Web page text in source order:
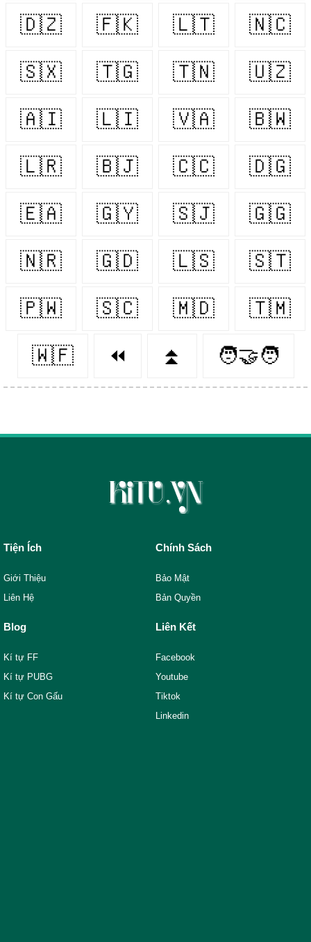
🇩🇿 🇫🇰 🇱🇹 🇳🇨
🇸🇽 🇹🇬 🇹🇳 🇺🇿
🇦🇮 🇱🇮 🇻🇦 🇧🇼
🇱🇷 🇧🇯 🇨🇨 🇩🇬
🇪🇦 🇬🇾 🇸🇯 🇬🇬
🇳🇷 🇬🇩 🇱🇸 🇸🇹
🇵🇼 🇸🇨 🇲🇩 🇹🇲
🇼🇫 ⏪ ⏫ 🧑‍🤝‍🧑
Tiện Ích
Giới Thiệu
Liên Hệ
Chính Sách
Bảo Mật
Bản Quyền
Blog
Kí tự FF
Kí tự PUBG
Kí tự Con Gấu
Liên Kết
Facebook
Youtube
Tiktok
Linkedin